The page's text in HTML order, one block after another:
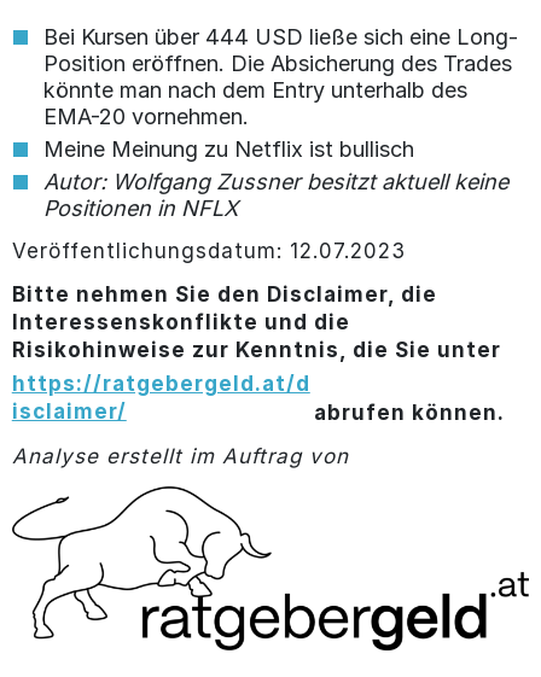
Bei Kursen über 444 USD ließe sich eine Long-
Position eröffnen. Die Absicherung des Trades
könnte man nach dem Entry unterhalb des
EMA-20 vornehmen.
Meine Meinung zu Netflix ist bullisch
Autor: Wolfgang Zussner besitzt aktuell keine
Positionen in NFLX
Veröffentlichungsdatum: 12.07.2023
Bitte nehmen Sie den Disclaimer, die
Interessenskonflikte und die
Risikohinweise zur Kenntnis, die Sie unter
https://ratgebergeld.at/d
isclaimer/
abrufen können.
Analyse erstellt im Auftrag von